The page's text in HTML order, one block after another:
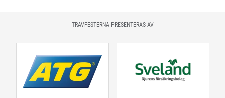
TRAVFESTERNA PRESENTERAS AV